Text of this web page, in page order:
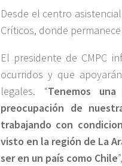
Desde el centro
Críticos, donde
El presidente de CMPC
ocurridos y que
legales. “Tenemos
preocupación de
trabajando con
visto en la región de La
ser en un país como Chile